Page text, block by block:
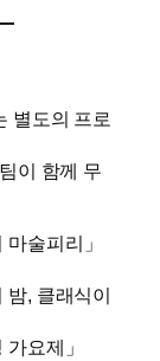
별도의 프로
이 함께 무
술피리」
밤, 클래식이
요제」